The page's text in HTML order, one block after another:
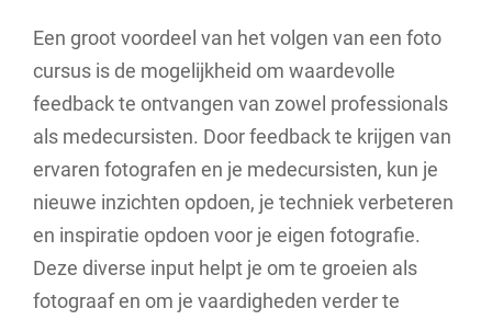
Een groot voordeel van het volgen van een foto
cursus is de mogelijkheid om waardevolle
feedback te ontvangen van zowel professionals
als medecursisten. Door feedback te krijgen van
ervaren fotografen en je medecursisten, kun je
nieuwe inzichten opdoen, je techniek verbeteren
en inspiratie opdoen voor je eigen fotografie.
Deze diverse input helpt je om te groeien als
fotograaf en om je vaardigheden verder te